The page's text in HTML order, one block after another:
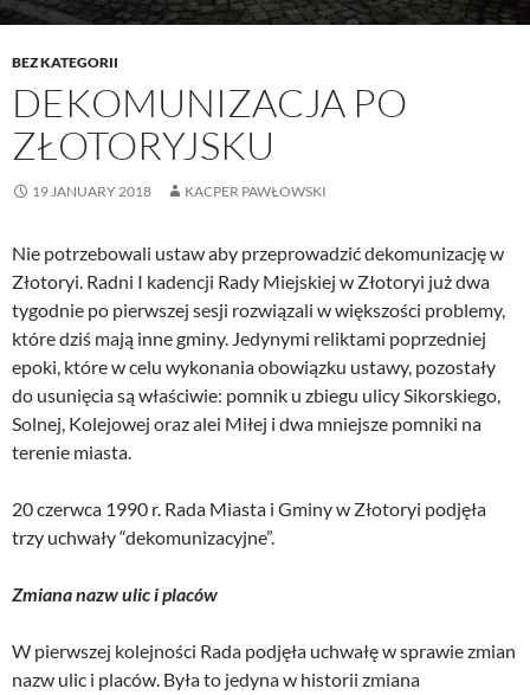
BEZ KATEGORII
DEKOMUNIZACJA PO
ZŁOTORYJSKU
19 JANUARY 2018 KACPER PAWŁOWSKI
Nie potrzebowali ustaw aby przeprowadzić dekomunizację w
Złotoryi. Radni I kadencji Rady Miejskiej w Złotoryi już dwa
tygodnie po pierwszej sesji rozwiązali w większości problemy,
które dziś mają inne gminy. Jedynymi reliktami poprzedniej
epoki, które w celu wykonania obowiązku ustawy, pozostały
do usunięcia są właściwie: pomnik u zbiegu ulicy Sikorskiego,
Solnej, Kolejowej oraz alei Miłej i dwa mniejsze pomniki na
terenie miasta.
20 czerwca 1990 r. Rada Miasta i Gminy w Złotoryi podjęła
trzy uchwały “dekomunizacyjne”.
Zmiana nazw ulic i placów
W pierwszej kolejności Rada podjęła uchwałę w sprawie zmian
nazw ulic i placów. Była to jedyna w historii zmiana